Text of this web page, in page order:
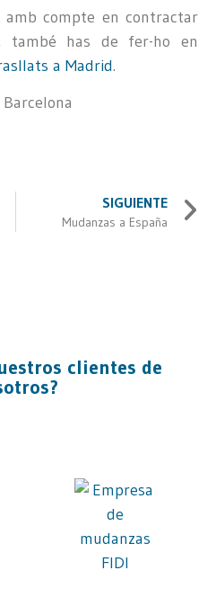
amb compte en contractar
també has de fer-ho en
a Madrid.
SIGUIENTE
Mudanzas a España
clientes de